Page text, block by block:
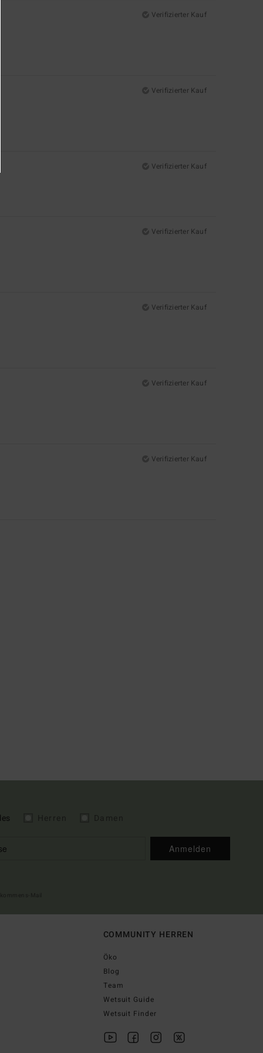
Verifizierter Kauf
Verifizierter Kauf
Verifizierter Kauf
Verifizierter Kauf
Verifizierter Kauf
Verifizierter Kauf
Verifizierter Kauf
Anmelden
COMMUNITY HERREN
Öko
Blog
Team
Wetsuit Guide
Wetsuit Finder